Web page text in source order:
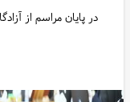
در پایان مراسم از